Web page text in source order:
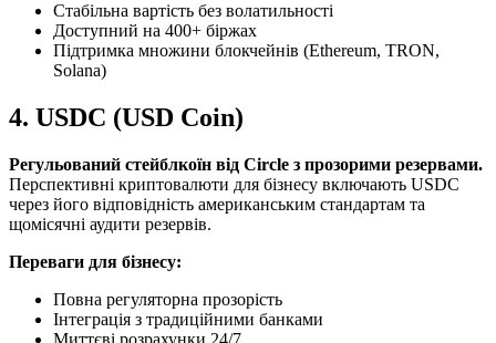
Стабільна вартість без волатильності
Доступний на 400+ біржах
Підтримка множини блокчейнів (Ethereum, TRON,
Solana)
4. USDC (USD Coin)
Регульований стейблкоїн від Circle з прозорими резервами.
Перспективні криптовалюти для бізнесу включають USDC
через його відповідність американським стандартам та
щомісячні аудити резервів.
Переваги для бізнесу:
Повна регуляторна прозорість
Інтеграція з традиційними банками